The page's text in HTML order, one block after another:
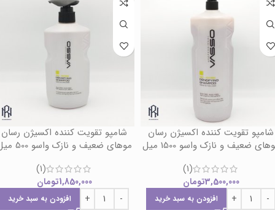
شامپو تقویت کننده اکسیژن رسان
ضعیف و نازک واسو 1500 میل
(1)
3,500,000تومان
افزودن به سبد خرید
شامپو تقویت کننده اکسیژن رسان
موهای ضعیف و نازک واسو 500 میل
(1)
1,850,000تومان
افزودن به سبد خرید